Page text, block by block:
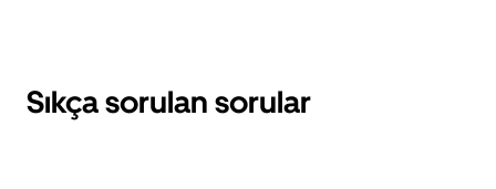
Sıkça sorulan sorular